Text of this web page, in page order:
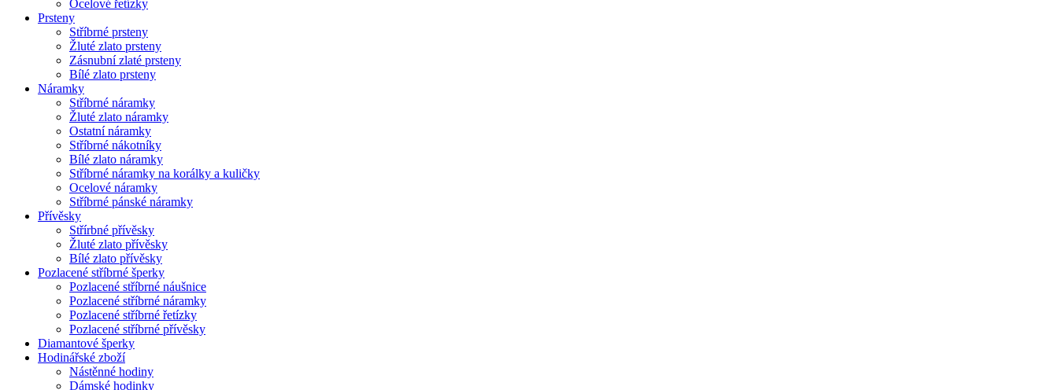
Ocelové řetízky
Prsteny
Stříbrné prsteny
Žluté zlato prsteny
Zásnubní zlaté prsteny
Bílé zlato prsteny
Náramky
Stříbrné náramky
Žluté zlato náramky
Ostatní náramky
Stříbrné nákotníky
Bílé zlato náramky
Stříbrné náramky na korálky a kuličky
Ocelové náramky
Stříbrné pánské náramky
Přívěsky
Střírbné přívěsky
Žluté zlato přívěsky
Bílé zlato přívěsky
Pozlacené stříbrné šperky
Pozlacené stříbrné náušnice
Pozlacené stříbrné náramky
Pozlacené stříbrné řetízky
Pozlacené stříbrné přívěsky
Diamantové šperky
Hodinářské zboží
Nástěnné hodiny
Dámské hodinky